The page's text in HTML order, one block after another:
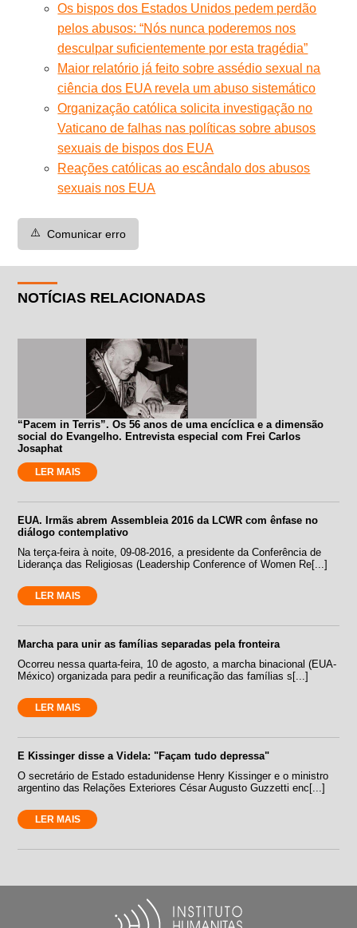
Os bispos dos Estados Unidos pedem perdão
pelos abusos: “Nós nunca poderemos nos
desculpar suficientemente por esta tragédia”
Maior relatório já feito sobre assédio sexual na
ciência dos EUA revela um abuso sistemático
Organização católica solicita investigação no
Vaticano de falhas nas políticas sobre abusos
sexuais de bispos dos EUA
Reações católicas ao escândalo dos abusos
sexuais nos EUA
⚠️ Comunicar erro
NOTÍCIAS RELACIONADAS
“Pacem in Terris”. Os 56 anos de uma encíclica e a dimensão
social do Evangelho. Entrevista especial com Frei Carlos
Josaphat
LER MAIS
EUA. Irmãs abrem Assembleia 2016 da LCWR com ênfase no
diálogo contemplativo
Na terça-feira à noite, 09-08-2016, a presidente da Conferência de
Liderança das Religiosas (Leadership Conference of Women Re[...]
LER MAIS
Marcha para unir as famílias separadas pela fronteira
Ocorreu nessa quarta-feira, 10 de agosto, a marcha binacional (EUA-
México) organizada para pedir a reunificação das famílias s[...]
LER MAIS
E Kissinger disse a Videla: "Façam tudo depressa"
O secretário de Estado estadunidense Henry Kissinger e o ministro
argentino das Relações Exteriores César Augusto Guzzetti enc[...]
LER MAIS